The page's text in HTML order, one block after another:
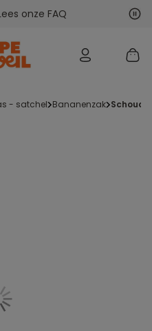
onze FAQ
- satchel bananenzak